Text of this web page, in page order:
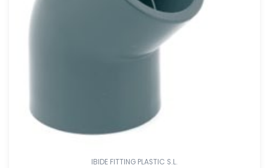
IBIDE FITTING PLASTIC S.L.